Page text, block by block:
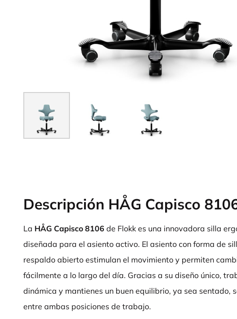
Descripción HÅG Capisco
La HÅG Capisco 8106 de Flokk es una innovadora silla
diseñada para el asiento activo. El asiento con forma de
respaldo abierto estimulan el movimiento y permiten
fácilmente a lo largo del día. Gracias a su diseño único,
dinámica y mantienes un buen equilibrio, ya sea sentado,
entre ambas posiciones de trabajo.